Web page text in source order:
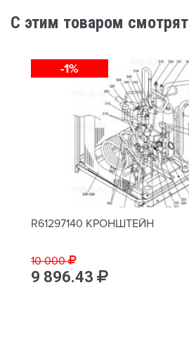
C этим товаром смотрят
-1%
R61297140 КРОНШТЕЙН
10 000
9 896.43